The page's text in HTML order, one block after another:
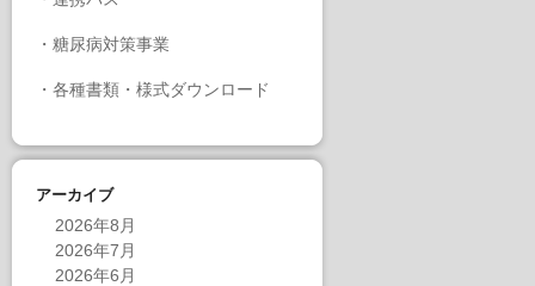
・ 糖尿病対策事業
・ 各種書類・様式ダウンロード
アーカイブ
2026年8月
2026年7月
2026年6月